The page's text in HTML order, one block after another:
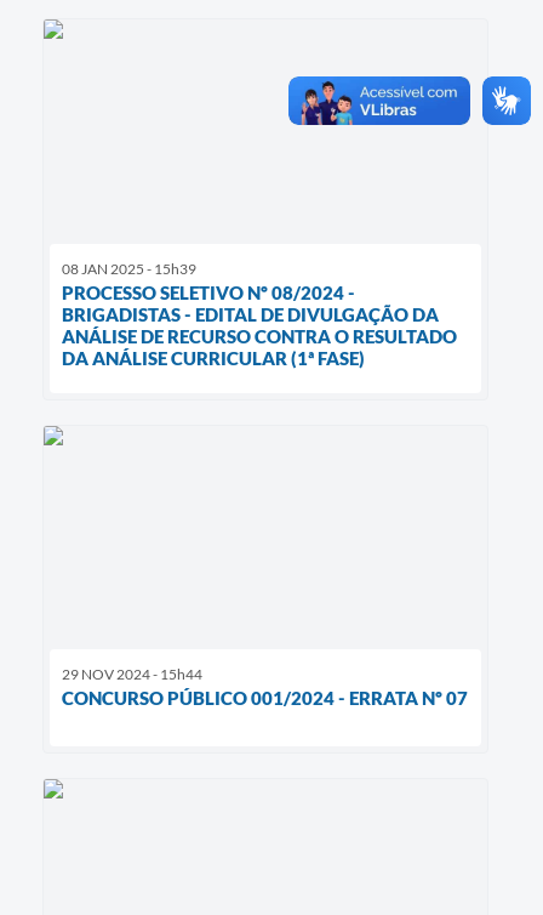
08 JAN 2025 - 15h39
PROCESSO SELETIVO Nº 08/2024 -
BRIGADISTAS - EDITAL DE DIVULGAÇÃO DA
ANÁLISE DE RECURSO CONTRA O RESULTADO
DA ANÁLISE CURRICULAR (1ª FASE)
29 NOV 2024 - 15h44
CONCURSO PÚBLICO 001/2024 - ERRATA Nº 07